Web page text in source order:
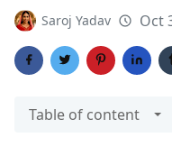
Saroj Yadav Oct
Table of content